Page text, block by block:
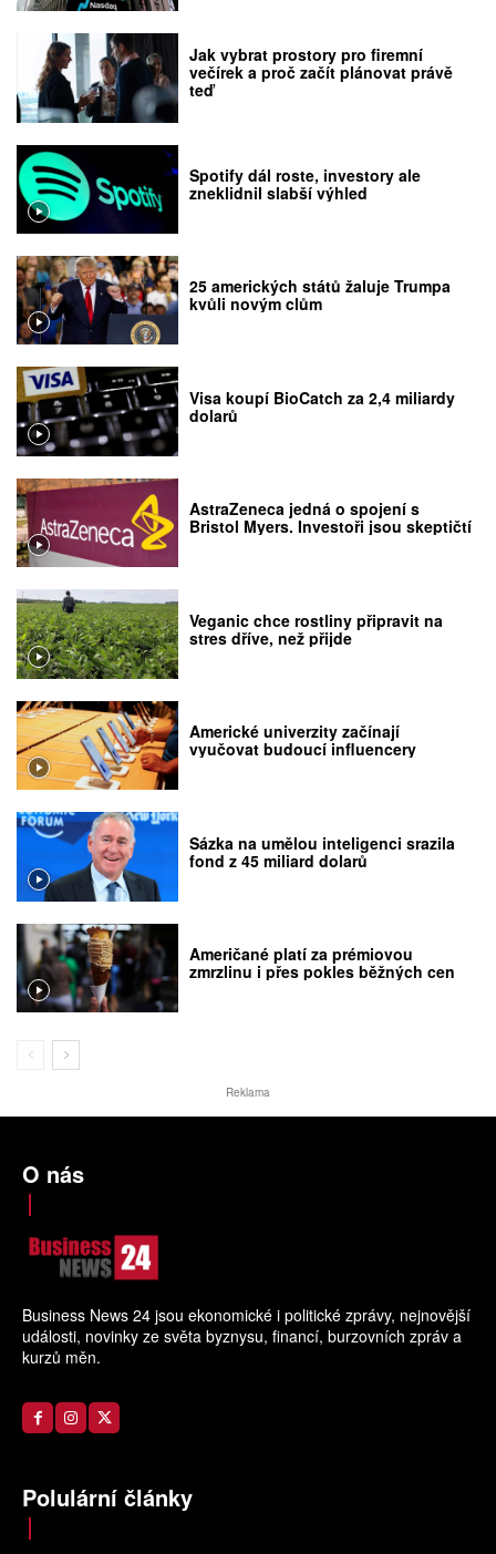
Jak vybrat prostory pro firemní
večírek a proč začít plánovat právě
teď
Spotify dál roste, investory ale
zneklidnil slabší výhled
25 amerických států žaluje Trumpa
kvůli novým clům
Visa koupí BioCatch za 2,4 miliardy
dolarů
AstraZeneca jedná o spojení s
Bristol Myers. Investoři jsou skeptičtí
Veganic chce rostliny připravit na
stres dříve, než přijde
Americké univerzity začínají
vyučovat budoucí influencery
Sázka na umělou inteligenci srazila
fond z 45 miliard dolarů
Američané platí za prémiovou
zmrzlinu i přes pokles běžných cen
Reklama
O nás
Business News 24 jsou ekonomické i politické zprávy, nejnovější
události, novinky ze světa byznysu, financí, burzovních zpráv a
kurzů měn.
Polulární články